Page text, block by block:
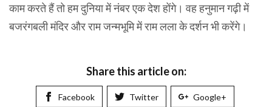
काम करते हैं तो हम दुनिया में नंबर एक देश होंगे। वह हनुमान गढ़ी में
बजरंगबली मंदिर और राम जन्मभूमि में राम लला के दर्शन भी करेंगे।
Share this article on:
Facebook Twitter Google+